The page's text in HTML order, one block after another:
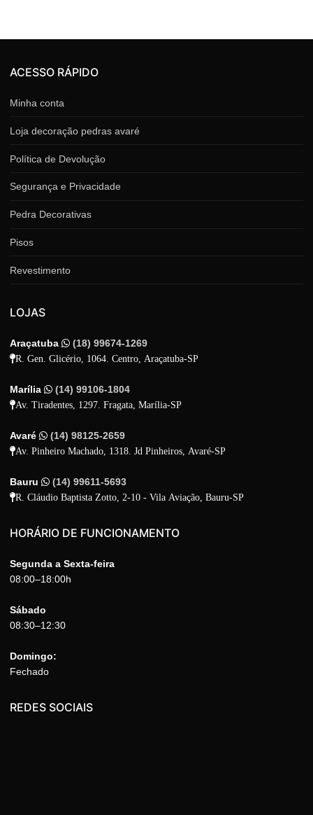
ACESSO RÁPIDO
Minha conta
Loja decoração pedras avaré
Política de Devolução
Segurança e Privacidade
Pedra Decorativas
Pisos
Revestimento
LOJAS
Araçatuba (18) 99674-1269
R. Gen. Glicério, 1064. Centro, Araçatuba-SP
Marília (14) 99106-1804
Av. Tiradentes, 1297. Fragata, Marília-SP
Avaré (14) 98125-2659
Av. Pinheiro Machado, 1318. Jd Pinheiros, Avaré-SP
Bauru (14) 99611-5693
R. Cláudio Baptista Zotto, 2-10 - Vila Aviação, Bauru-SP
HORÁRIO DE FUNCIONAMENTO
Segunda a Sexta-feira
08:00–18:00h
Sábado
08:30–12:30
Domingo:
Fechado
REDES SOCIAIS